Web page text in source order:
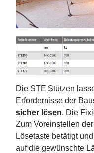
Die STE Stützen
Erfordernisse der
sicher lösen. Die
Zum Voreinstellen
Lösetaste betätigt
auf die gewünschte